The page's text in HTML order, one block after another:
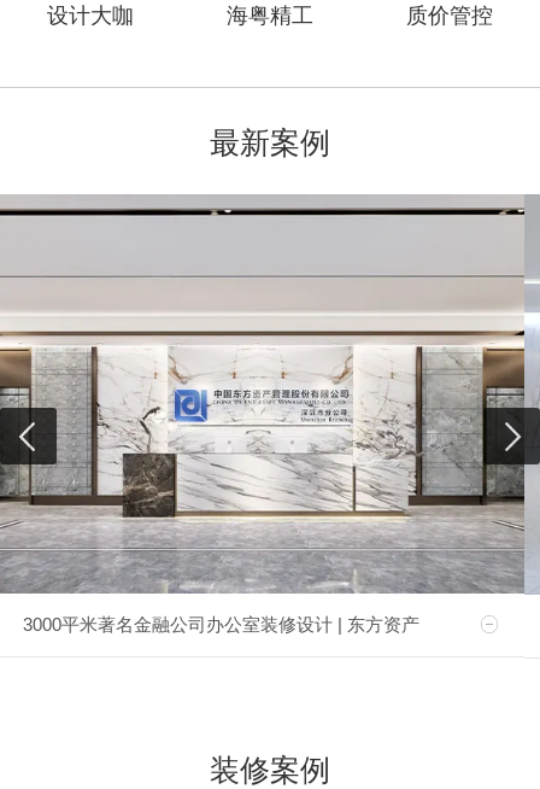
设计大咖 海粤精工 质价管控
最新案例
3000平米著名金融公司办公室装修设计 | 东方资产
装修案例